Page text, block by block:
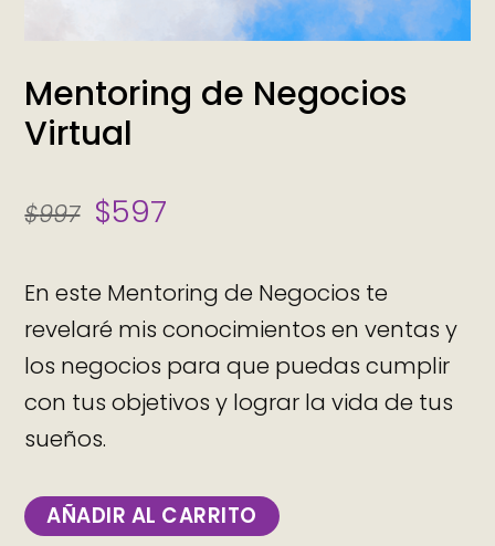
Mentoring de Negocios
Virtual
$997 $597
En este Mentoring de Negocios te
revelaré mis conocimientos en ventas y
los negocios para que puedas cumplir
con tus objetivos y lograr la vida de tus
sueños.
AÑADIR AL CARRITO